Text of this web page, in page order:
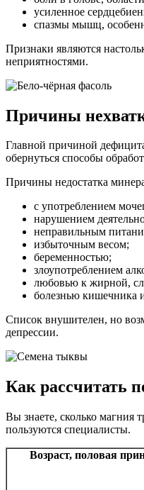
усиленное
спазмы мышц,
Признаки являются
неприятностями.
Причины
Главной причиной
обернуться способы
Причины недостатка
с употреблением
нарушением
неправильным
избыточным весом;
беременностью;
злоупотреблением
любовью к жирной,
болезнью кишечника
Список внушителен, но
депрессии.
Как рассчитать
Вы знаете, сколько магния
пользуются специалисты.
Возраст, половая